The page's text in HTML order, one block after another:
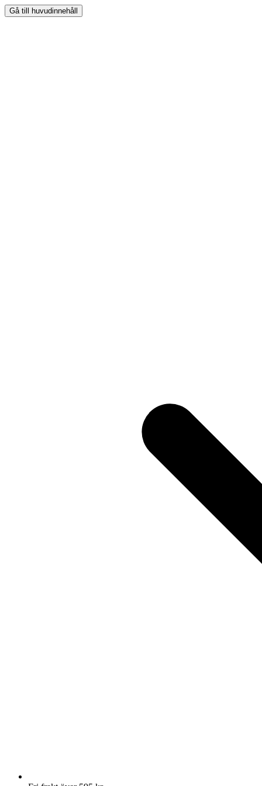
Gå till huvudinnehåll